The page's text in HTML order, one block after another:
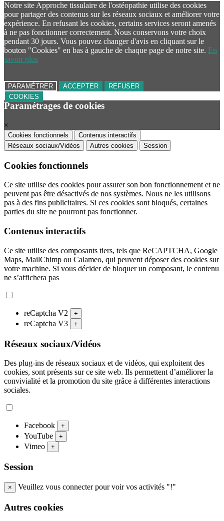
Notre site Approche tissulaire de l'ostéopathie utilise des cookies
pour partager des contenus sur les réseaux sociaux et améliorer votre
expérience. En refusant les cookies, certains services seront amenés
à ne pas fonctionner correctement. Nous conservons votre choix
pendant 30 jours. Vous pouvez changer d'avis en cliquant sur le
bouton "Cookies" en bas à gauche de chaque page de notre site. En
savoir plus
PARAMÉTRER ACCEPTER
REFUSER
COOKIES
Paramétrages de cookies
×
Cookies fonctionnels
Contenus interactifs
Réseaux sociaux/Vidéos
Autres cookies Session
Cookies fonctionnels
Ce site utilise des cookies pour assurer son bon fonctionnement et ne
peuvent pas être désactivés de nos systèmes. Nous ne les utilisons
pas à des fins publicitaires. Si ces cookies sont bloqués, certaines
parties du site ne pourront pas fonctionner.
Contenus interactifs
Ce site utilise des composants tiers, tels que ReCAPTCHA, Google
Maps, MailChimp ou Calameo, qui peuvent déposer des cookies sur
votre machine. Si vous décider de bloquer un composant, le contenu
ne s’affichera pas
reCaptcha V2 +
reCaptcha V3 +
Réseaux sociaux/Vidéos
Des plug-ins de réseaux sociaux et de vidéos, qui exploitent des
cookies, sont présents sur ce site web. Ils permettent d’améliorer la
convivialité et la promotion du site grâce à différentes interactions
sociales.
Facebook +
YouTube +
Vimeo +
Session
× Veuillez vous connecter pour voir vos activités "!"
Autres cookies